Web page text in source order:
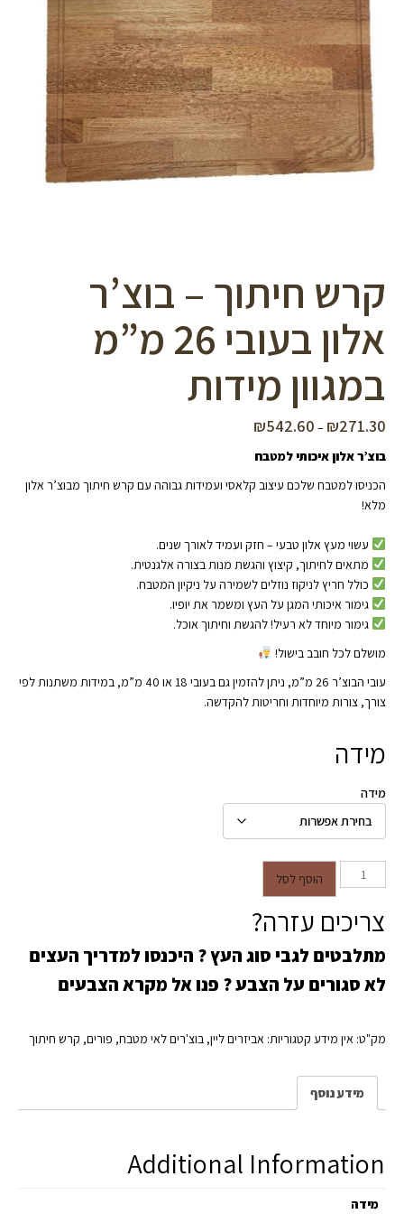
font_download סמן קישורים
לאפס
את
כל
האפשרויות
cached
קרש חיתוך – בוצ’ר
אלון בעובי 26 מ”מ
במגוון מידות
₪271.30
–
₪542.60
עד
בוצ’ר אלון איכותי למטבח
הכניסו למטבח שלכם עיצוב קלאסי ועמידות גבוהה עם קרש חיתוך מבוצ’ר אלון
מלא!
עשוי מעץ אלון טבעי – חזק ועמיד לאורך שנים.
מתאים לחיתוך, קיצוץ והגשת מנות בצורה אלגנטית.
כולל חריץ לניקוז נוזלים לשמירה על ניקיון המטבח.
גימור איכותי המגן על העץ ומשמר את יופיו.
גימור מיוחד לא רעיל! להגשת וחיתוך אוכל.
מושלם לכל חובב בישול!
עובי הבוצ’ר 26 מ”מ, ניתן להזמין גם בעובי 18 או 40 מ”מ, במידות משתנות לפי
צורך, צורות מיוחדות וחריטות להקדשה.
מידה
מידה
כמות של קרש חיתוך - בוצ'ר אלון
הוסף לסל
צריכים עזרה?
מתלבטים לגבי סוג העץ ? היכנסו למדריך העצים
לא סגורים על הצבע ? פנו אל מקרא הצבעים
מק"ט: אין מידע קטגוריות: אביזרים ליין, בוצ'רים לאי מטבח, פורים, קרש חיתוך
מידע נוסף
Additional Information
מידה